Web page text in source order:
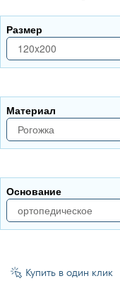
Размер
120x200
120x200
160x200
180x200
Основание
ортопедическое
ортопедическое
Материал
Рогожка
рогожка
Купить в один клик